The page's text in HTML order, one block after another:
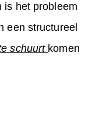
is het probleem
een structureel
schuurt komen